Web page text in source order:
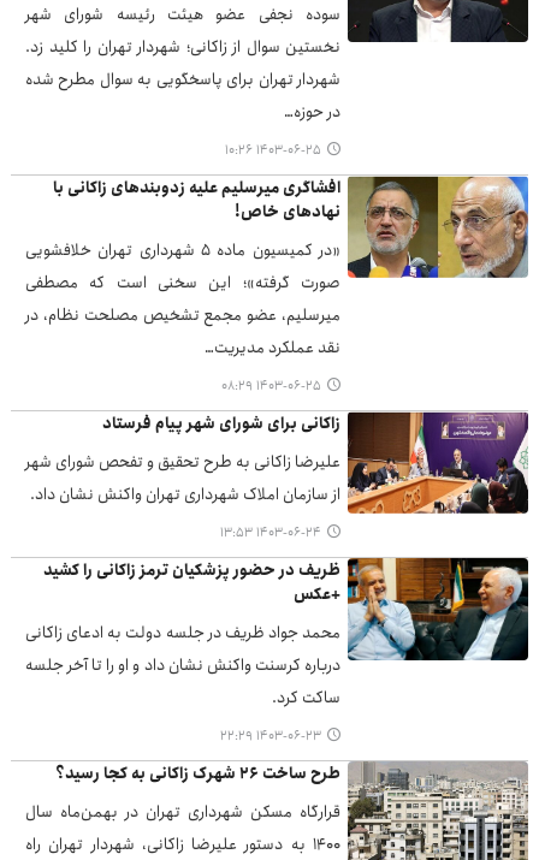
سوده نجفی عضو هیئت رئیسه شورای شهر
نخستین سوال از زاکانی؛ شهردار تهران را کلید زد.
شهردار تهران برای پاسخگویی به سوال مطرح شده
در حوزه…
۱۴۰۳-۰۶-۲۵ ۱۰:۲۶
افشاگری میرسلیم علیه زدوبندهای زاکانی با
نهادهای خاص!
«در کمیسیون ماده ۵ شهرداری تهران خلافشویی
صورت گرفته»؛ این سخنی است که مصطفی
میرسلیم، عضو مجمع تشخیص مصلحت نظام، در
نقد عملکرد مدیریت…
۱۴۰۳-۰۶-۲۵ ۰۸:۲۹
زاکانی برای شورای شهر پیام فرستاد
علیرضا زاکانی به طرح تحقیق و تفحص شورای شهر
از سازمان املاک شهرداری تهران واکنش نشان داد.
۱۴۰۳-۰۶-۲۴ ۱۳:۵۳
ظریف در حضور پزشکیان ترمز زاکانی را کشید
+عکس
محمد جواد ظریف در جلسه دولت به ادعای زاکانی
درباره کرسنت واکنش نشان داد و او را تا آخر جلسه
ساکت کرد.
۱۴۰۳-۰۶-۲۳ ۲۲:۲۹
طرح ساخت ۲۶ شهرک زاکانی به کجا رسید؟
قرارگاه مسکن شهرداری تهران در بهمن‌ماه سال
۱۴۰۰ به دستور علیرضا زاکانی، شهردار تهران راه